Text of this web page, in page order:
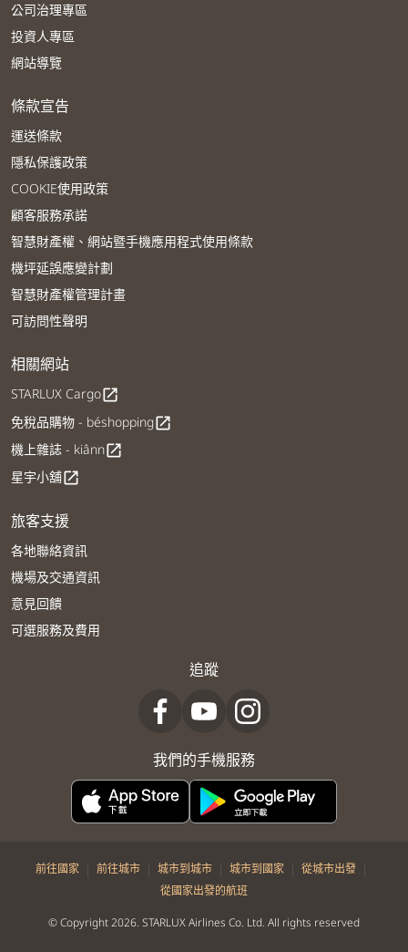
公司治理專區
投資人專區
網站導覽
條款宣告
運送條款
隱私保護政策
COOKIE使用政策
顧客服務承諾
智慧財產權、網站暨手機應用程式使用條款
機坪延誤應變計劃
智慧財產權管理計畫
可訪問性聲明
相關網站
STARLUX Cargoopen_in_new
免稅品購物 - béshoppingopen_in_new
機上雜誌 - kiânnopen_in_new
星宇小舖open_in_new
旅客支援
各地聯絡資訊
機場及交通資訊
意見回饋
可選服務及費用
追蹤
我們的手機服務
前往國家 | 前往城市 | 城市到城市 | 城市到國家 | 從城市出發 |
從國家出發的航班
© Copyright 2026. STARLUX Airlines Co. Ltd. All rights reserved